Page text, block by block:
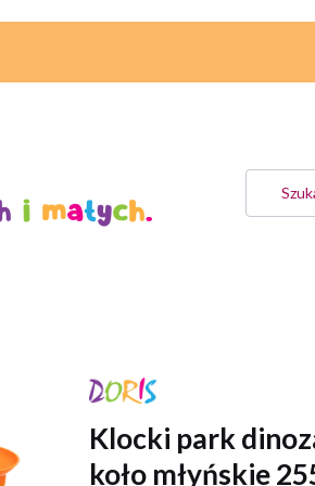
Klocki park
koło młyńskie